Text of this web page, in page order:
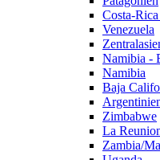
Landschaften
Tiere im
Land und Leute
Unterwegs im
Landschaft der
Pflanzenwelt in
Unterwegs in
Landschaften
Tiere im Nord
Landschaften